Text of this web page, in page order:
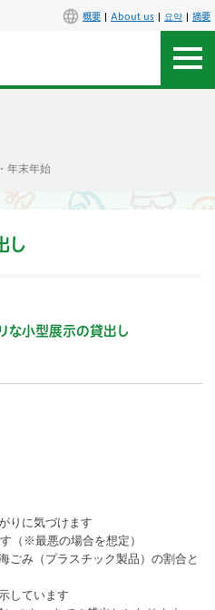
概要 About us 요약 摘要
年末年始
し
な小型展示の貸出し
りに気づけます
（※最悪の場合を想定）
ごみ（プラスチック製品）の割合と
しています